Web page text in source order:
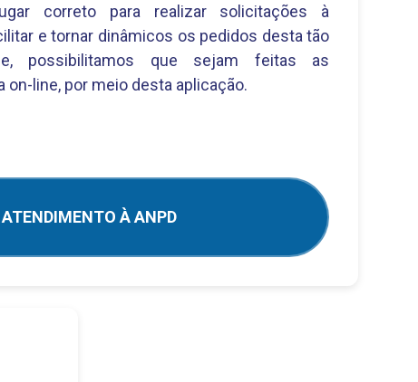
correto para realizar solicitações à
e tornar dinâmicos os pedidos desta tão
possibilitamos que sejam feitas as
line, por meio desta aplicação.
ATENDIMENTO À ANPD